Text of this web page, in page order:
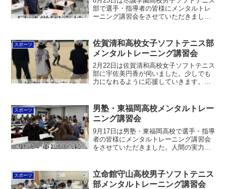
部で選手・指導者の皆様にメンタルトレ
ーニング講習会をさせていただきまし
した。少しでも力になれるように応援し
ていきます！インターハ...
スポーツ
佐賀清和高校女子ソフトテニス部
メンタルトレーニング講習会
2月22日は佐賀清和高校女子ソフトテニス
部に宇佐美円香が伺いました。少しでも
力になれるように応援していきます。弊
チーム向けメンタルトレーニング詳細 こ
の投稿をInstag...
スポーツ
男塾・東福岡高校メンタルトレー
ニング講習会
9月17日は男塾・東福岡高校で選手・指導
者の皆様にメンタルトレーニング講習会
をさせていただきました。人間の実力発
子どもも楽しく学びました。少しでも力
になれるように応援し...
スポーツ
立命館守山高校男子ソフトテニス
部メンタルトレーニング講習会